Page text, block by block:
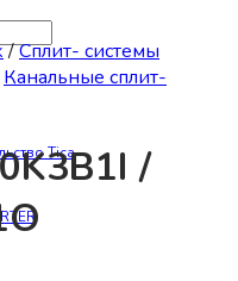
Tica
/Сплит- системы
Канальные сплит-
/